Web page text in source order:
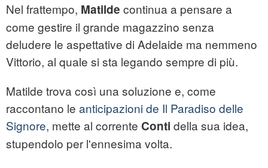
Nel frattempo, Matilde continua a pensare a
come gestire il grande magazzino senza
deludere le aspettative di Adelaide ma nemmeno
Vittorio, al quale si sta legando sempre di più.
Matilde trova così una soluzione e, come
raccontano le anticipazioni de Il Paradiso delle
Signore, mette al corrente Conti della sua idea,
stupendolo per l'ennesima volta.